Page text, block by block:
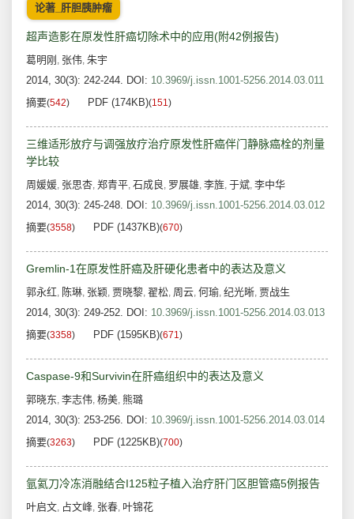
论著_肝胆胰肿瘤
超声造影在原发性肝癌切除术中的应用(附42例报告)
葛明刚 , 张伟, 朱宇
2014, 30(3): 242-244. DOI: 10.3969/j.issn.1001-5256.2014.03.011
摘要(542) PDF (174KB)(151)
三维适形放疗与调强放疗治疗原发性肝癌伴门静脉癌栓的剂量
学比较
周媛媛, 张思杏, 郑青平, 石成良, 罗展雄, 李旌, 于斌, 李中华
2014, 30(3): 245-248. DOI: 10.3969/j.issn.1001-5256.2014.03.012
摘要(3558) PDF (1437KB)(670)
Gremlin-1在原发性肝癌及肝硬化患者中的表达及意义
郭永红, 陈琳, 张颖, 贾晓黎, 翟松, 周云, 何瑜, 纪光晰, 贾战生
2014, 30(3): 249-252. DOI: 10.3969/j.issn.1001-5256.2014.03.013
摘要(3358) PDF (1595KB)(671)
Caspase-9和Survivin在肝癌组织中的表达及意义
郭晓东, 李志伟, 杨美, 熊璐
2014, 30(3): 253-256. DOI: 10.3969/j.issn.1001-5256.2014.03.014
摘要(3263) PDF (1225KB)(700)
氩氦刀冷冻消融结合I125粒子植入治疗肝门区胆管癌5例报告
叶启文, 占文峰, 张春, 叶锦花